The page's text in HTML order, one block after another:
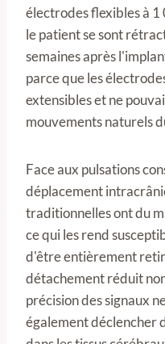
électrodes flexibles à 1
le patient se sont
semaines après
parce que les
extensibles et ne
mouvements naturels
Face aux pulsations
déplacement
traditionnelles ont du
ce qui les rend
d'être entièrement
détachement réduit
précision des signaux
également déclencher